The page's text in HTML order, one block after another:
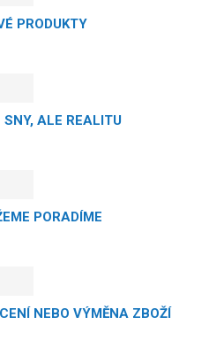
PRODUKTY
SNY, ALE REALITU
PORADÍME
NEBO VÝMĚNA ZBOŽÍ